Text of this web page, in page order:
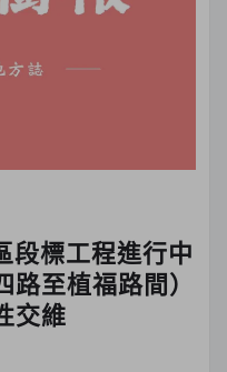
段標工程進行中
至植福路間）
交維